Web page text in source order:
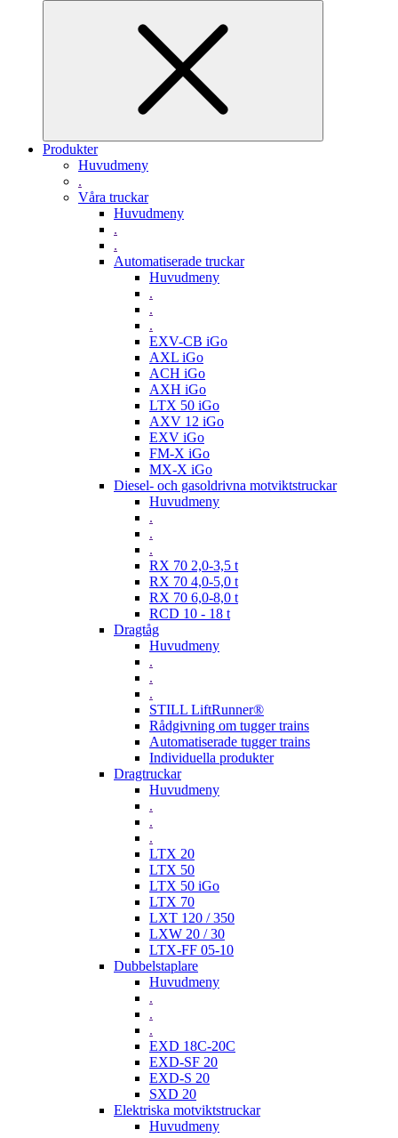
Produkter
Huvudmeny
.
Våra truckar
Huvudmeny
.
.
Automatiserade truckar
Huvudmeny
.
.
.
EXV-CB iGo
AXL iGo
ACH iGo
AXH iGo
LTX 50 iGo
AXV 12 iGo
EXV iGo
FM-X iGo
MX-X iGo
Diesel- och gasoldrivna motviktstruckar
Huvudmeny
.
.
.
RX 70 2,0-3,5 t
RX 70 4,0-5,0 t
RX 70 6,0-8,0 t
RCD 10 - 18 t
Dragtåg
Huvudmeny
.
.
.
STILL LiftRunner®
Rådgivning om tugger trains
Automatiserade tugger trains
Individuella produkter
Dragtruckar
Huvudmeny
.
.
.
LTX 20
LTX 50
LTX 50 iGo
LTX 70
LXT 120 / 350
LXW 20 / 30
LTX-FF 05-10
Dubbelstaplare
Huvudmeny
.
.
.
EXD 18C-20C
EXD-SF 20
EXD-S 20
SXD 20
Elektriska motviktstruckar
Huvudmeny